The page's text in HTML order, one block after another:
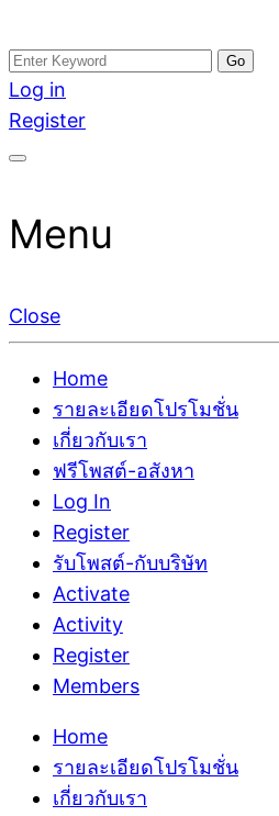
Skip
to
content
อสังหาโพสต์ รีวิวเยอะ รับจ้าง
ติดGoogleหน้าแรกได้จริงๆ ใน
รับจ้างโพสอสังหา ขายบ้าน อสั
เดียว ที่กล้าการันตีผลงาน ปร
Search
for:
Log in
Register
Menu
Close
Home
รายละเอียดโปรโมชั่น
เกี่ยวกับเรา
ฟรีโพสต์-อสังหา
Log In
Register
รับโพสต์-กับบริษัท
Activate
Activity
Register
Members
Home
รายละเอียดโปรโมชั่น
เกี่ยวกับเรา